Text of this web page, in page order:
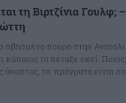
τη Βιρτζίνια Γουλφ;
σβησμένο πούρο στην
κάποιος το πέταξε εκεί.